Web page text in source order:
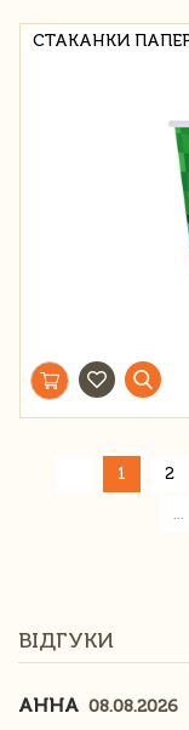
СТАКАНКИ
1 2
ВІДГУКИ
АННА 08.08.2026